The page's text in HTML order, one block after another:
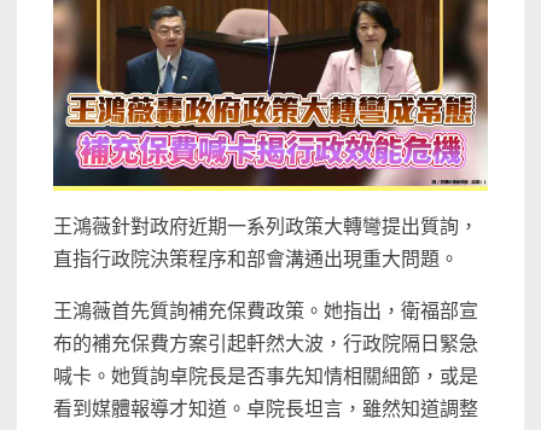
王鴻薇針對政府近期一系列政策大轉彎提出質詢，
直指行政院決策程序和部會溝通出現重大問題。
王鴻薇首先質詢補充保費政策。她指出，衛福部宣
布的補充保費方案引起軒然大波，行政院隔日緊急
喊卡。她質詢卓院長是否事先知情相關細節，或是
看到媒體報導才知道。卓院長坦言，雖然知道調整